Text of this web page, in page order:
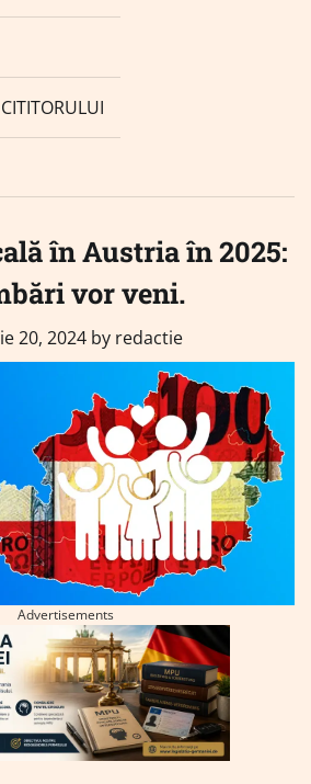
în Austria în 2025:
vor veni.
20, 2024 by redactie
Advertisements